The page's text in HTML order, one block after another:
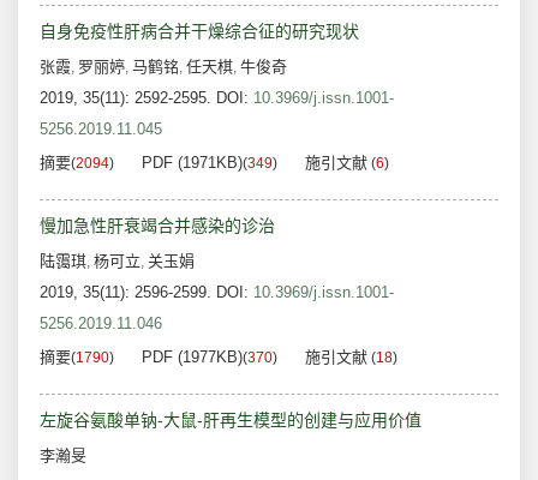
自身免疫性肝病合并干燥综合征的研究现状
张霞, 罗丽婷, 马鹤铭, 任天棋, 牛俊奇
2019, 35(11): 2592-2595. DOI: 10.3969/j.issn.1001-
5256.2019.11.045
摘要(2094) PDF (1971KB)(349) 施引文献 (6)
慢加急性肝衰竭合并感染的诊治
陆霭琪, 杨可立, 关玉娟
2019, 35(11): 2596-2599. DOI: 10.3969/j.issn.1001-
5256.2019.11.046
摘要(1790) PDF (1977KB)(370) 施引文献 (18)
左旋谷氨酸单钠-大鼠-肝再生模型的创建与应用价值
李瀚旻